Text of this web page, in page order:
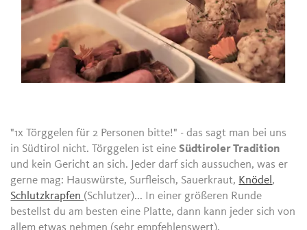
"1x Törggelen für 2 Personen bitte!" - das sagt man bei uns
in Südtirol nicht. Törggelen ist eineSüdtiroler Tradition
und kein Gericht an sich. Jeder darf sich aussuchen, was er
gerne mag: Hauswürste, Surfleisch, Sauerkraut, Knödel ,
Schlutzkrapfen (Schlutzer)... In einer größeren Runde
bestellst du am besten eine Platte, dann kann jeder sich von
allem etwas nehmen (sehr empfehlenswert).